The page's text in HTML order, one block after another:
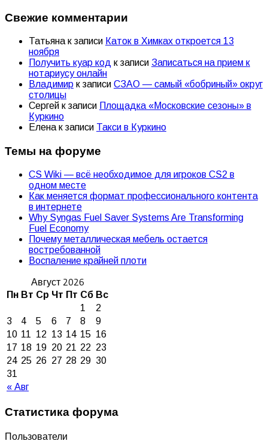
Свежие комментарии
Татьяна к записи Каток в Химках откроется 13
ноября
Получить куар код к записи Записаться на прием к
нотариусу онлайн
Владимир к записи СЗАО — самый «бобриный» округ
столицы
Сергей к записи Площадка «Московские сезоны» в
Куркино
Елена к записи Такси в Куркино
Темы на форуме
CS Wiki — всё необходимое для игроков CS2 в
одном месте
Как меняется формат профессионального контента
в интернете
Why Syngas Fuel Saver Systems Are Transforming
Fuel Economy
Почему металлическая мебель остается
востребованной
Воспаление крайней плоти
Август 2026
Пн Вт Ср Чт Пт Сб Вс
« Авг
1
2
3
4 5 6 7 8
9
10 11 12 13 14 15 16
17 18 19 20 21 22 23
24 25 26 27 28 29 30
31
Статистика форума
Пользователи